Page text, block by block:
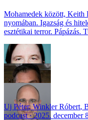
Mohamedek között, Keith
nyomában. Igazság és
esztétikai terror. Pápázás.
Uj Péter,Winkler Róbert,
podcast
2025. december